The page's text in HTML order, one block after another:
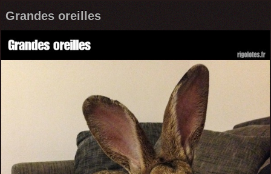
Grandes oreilles